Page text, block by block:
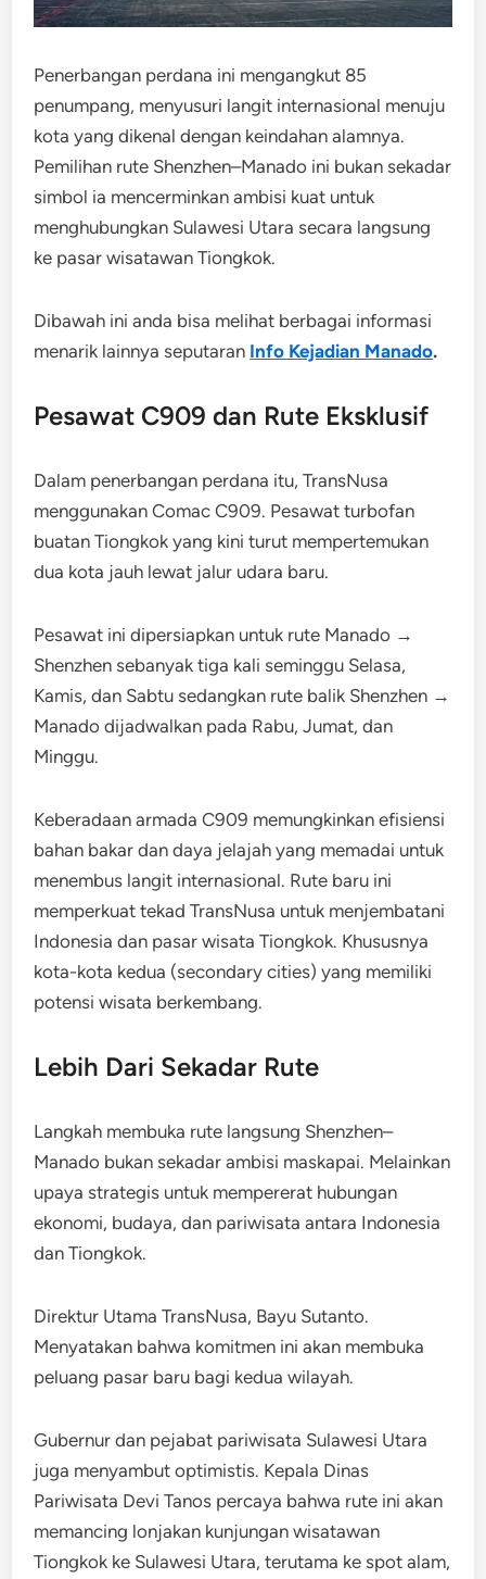
Penerbangan perdana ini mengangkut 85
penumpang, menyusuri langit internasional menuju
kota yang dikenal dengan keindahan alamnya.
Pemilihan rute Shenzhen–Manado ini bukan sekadar
simbol ia mencerminkan ambisi kuat untuk
menghubungkan Sulawesi Utara secara langsung
ke pasar wisatawan Tiongkok.
Dibawah ini anda bisa melihat berbagai informasi
menarik lainnya seputaran Info Kejadian Manado.
Pesawat C909 dan Rute Eksklusif
Dalam penerbangan perdana itu, TransNusa
menggunakan Comac C909. Pesawat turbofan
buatan Tiongkok yang kini turut mempertemukan
dua kota jauh lewat jalur udara baru.
Pesawat ini dipersiapkan untuk rute Manado →
Shenzhen sebanyak tiga kali seminggu Selasa,
Kamis, dan Sabtu sedangkan rute balik Shenzhen →
Manado dijadwalkan pada Rabu, Jumat, dan
Minggu.
Keberadaan armada C909 memungkinkan efisiensi
bahan bakar dan daya jelajah yang memadai untuk
menembus langit internasional. Rute baru ini
memperkuat tekad TransNusa untuk menjembatani
Indonesia dan pasar wisata Tiongkok. Khususnya
kota-kota kedua (secondary cities) yang memiliki
potensi wisata berkembang.
Lebih Dari Sekadar Rute
Langkah membuka rute langsung Shenzhen–
Manado bukan sekadar ambisi maskapai. Melainkan
upaya strategis untuk mempererat hubungan
ekonomi, budaya, dan pariwisata antara Indonesia
dan Tiongkok.
Direktur Utama TransNusa, Bayu Sutanto.
Menyatakan bahwa komitmen ini akan membuka
peluang pasar baru bagi kedua wilayah.
Gubernur dan pejabat pariwisata Sulawesi Utara
juga menyambut optimistis. Kepala Dinas
Pariwisata Devi Tanos percaya bahwa rute ini akan
memancing lonjakan kunjungan wisatawan
Tiongkok ke Sulawesi Utara, terutama ke spot alam,